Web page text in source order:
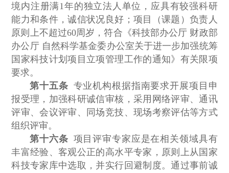
境内注册满1年的独立法人单位，应具有较强科研
能力和条件，诚信状况良好；项目（课题）负责人
原则上不超过60周岁，符合《科技部办公厅 财政部
办公厅 自然科学基金委办公室关于进一步加强统筹
国家科技计划项目立项管理工作的通知》有关限项
要求。
第十五条 专业机构根据指南要求开展项目申
报受理，加强科研诚信审核，采用网络评审、通讯
评审、会议评审、同场竞技、现场考察评估等方式
组织评审。
第十六条 项目评审专家应是在相关领域具有
丰富经验、客观公正的高水平专家，原则上从国家
科技专家库中选取，并实行回避制度。通过事前诚